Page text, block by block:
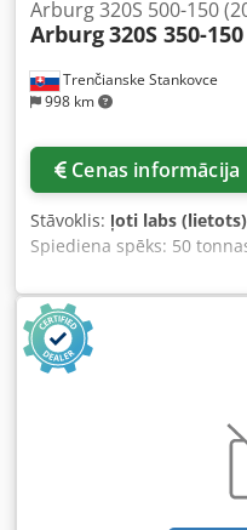
Trenčianske Stankovce
998 km
Arburg 320S 500-150
Arburg320S 350-150
Cenas informācija
Stāvoklis: ļoti labs (lietots)
Spiediena spēks: 50
Kolonnu attālums: 320 x
augstums: 575 mm